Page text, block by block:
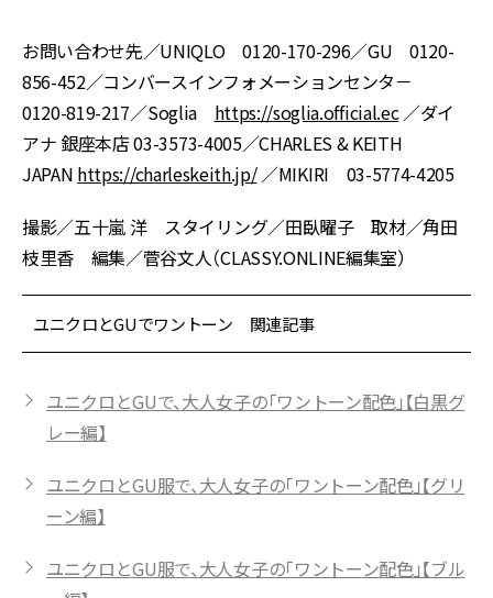
お問い合わせ先／UNIQLO 0120-170-296／GU 0120-
856-452／コンバースインフォメーションセンタ－
0120-819-217／Soglia https://soglia.official.ec／ダイ
アナ 銀座本店 03-3573-4005／CHARLES & KEITH
JAPAN https://charleskeith.jp/／MIKIRI 03-5774-4205
撮影／五十嵐 洋 スタイリング／田臥曜子 取材／角田
枝里香 編集／菅谷文人（CLASSY.ONLINE編集室）
ユニクロとGUでワントーン 関連記事
ユニクロとGUで、大人女子の「ワントーン配色」【白黒グ
レー編】
ユニクロとGU服で、大人女子の「ワントーン配色」【グリ
ーン編】
ユニクロとGU服で、大人女子の「ワントーン配色」【ブル